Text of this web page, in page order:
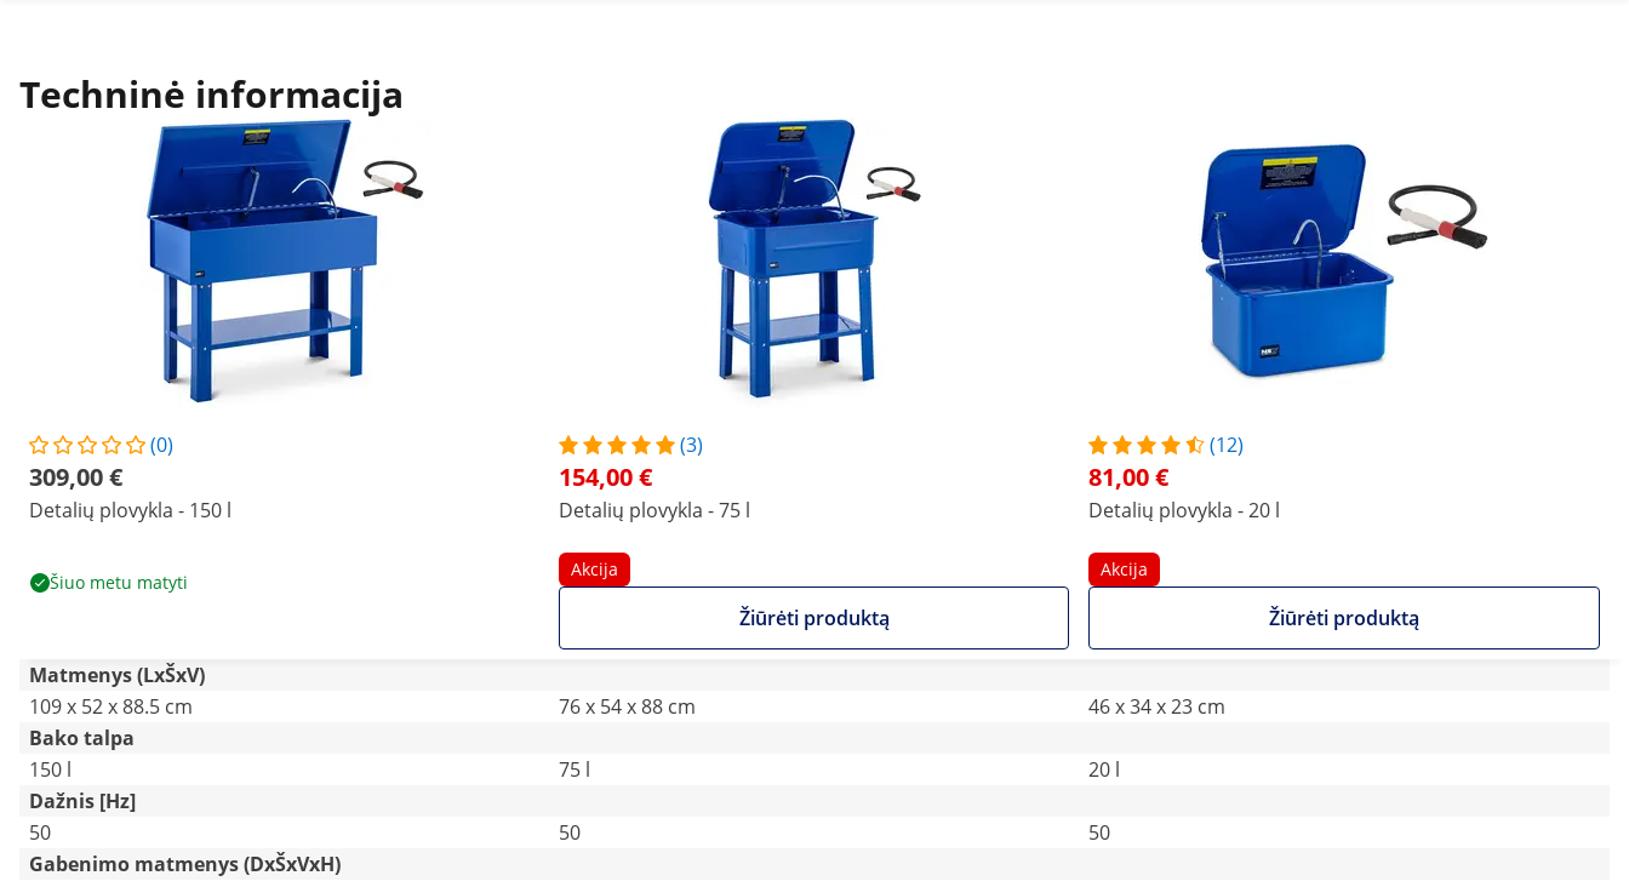
Techninė informacija
(0)
309,00 €
Detalių plovykla - 150 l
Šiuo metu matyti
(3)
154,00 €
Detalių plovykla - 75 l
Akcija
Žiūrėti produktą
(12)
81,00 €
Detalių plovykla - 20 l
Akcija
Žiūrėti produktą
Matmenys (LxŠxV)
109 x 52 x 88.5 cm
76 x 54 x 88 cm
46 x 34 x 23 cm
Bako talpa
150 l
75 l
20 l
Dažnis [Hz]
50
50
50
Gabenimo matmenys (DxŠxVxH)